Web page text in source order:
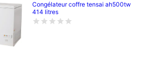
Congélateur coffre tensai ah500tw
414 litres